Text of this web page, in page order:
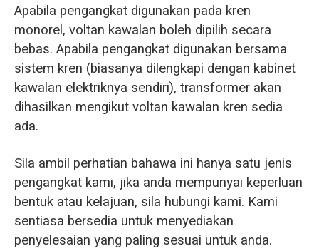
Apabila pengangkat digunakan pada kren
monorel, voltan kawalan boleh dipilih secara
bebas. Apabila pengangkat digunakan bersama
sistem kren (biasanya dilengkapi dengan kabinet
kawalan elektriknya sendiri), transformer akan
dihasilkan mengikut voltan kawalan kren sedia
ada.
Sila ambil perhatian bahawa ini hanya satu jenis
pengangkat kami, jika anda mempunyai keperluan
bentuk atau kelajuan, sila hubungi kami. Kami
sentiasa bersedia untuk menyediakan
penyelesaian yang paling sesuai untuk anda.